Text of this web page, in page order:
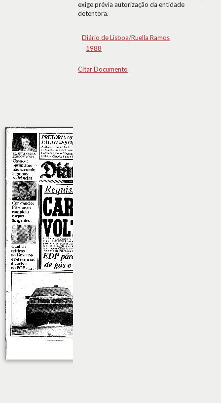
exige prévia autorização da entidade
detentora.
Diário de Lisboa/Ruella Ramos
1988
Citar Documento